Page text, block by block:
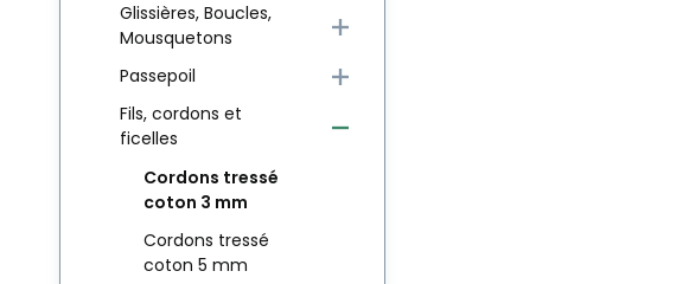
Glissières, Boucles,
Mousquetons
Passepoil
Fils, cordons et
ficelles
Cordons tressé
coton 3 mm
Cordons tressé
coton 5 mm